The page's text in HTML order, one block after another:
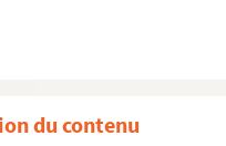
du contenu